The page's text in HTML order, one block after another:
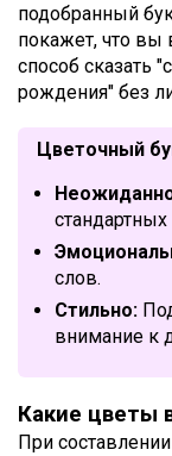
подобранный
покажет, что
способ сказать
рождения" без
Цветочный
слов.
Стильно:
внимание к
Какие цветы
При